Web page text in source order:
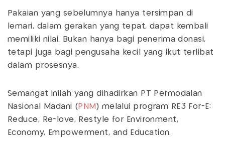
Pakaian yang sebelumnya hanya tersimpan di
lemari, dalam gerakan yang tepat, dapat kembali
memiliki nilai. Bukan hanya bagi penerima donasi,
tetapi juga bagi pengusaha kecil yang ikut terlibat
dalam prosesnya.
Semangat inilah yang dihadirkan PT Permodalan
Nasional Madani ( PNM ) melalui program RE3 For-E:
Reduce, Re-love, Restyle for Environment,
Economy, Empowerment, and Education.